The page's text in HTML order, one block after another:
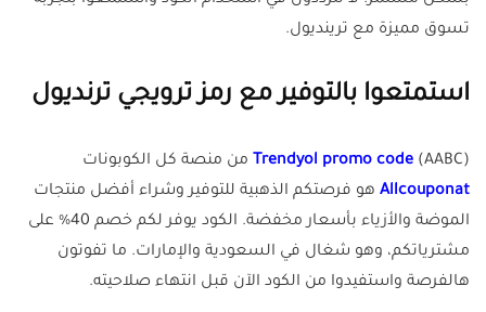
تسوق مميزة مع ترينديول.
استمتعوا بالتوفير مع رمز ترويجي ترنديول
Trendyol promo code (AABC) من منصة كل الكوبونات
Allcouponat هو فرصتكم الذهبية للتوفير وشراء أفضل منتجات
الموضة والأزياء بأسعار مخفضة. الكود يوفر لكم خصم 40% على
مشترياتكم، وهو شغال في السعودية والإمارات. ما تفوتون
هالفرصة واستفيدوا من الكود الآن قبل انتهاء صلاحيته.